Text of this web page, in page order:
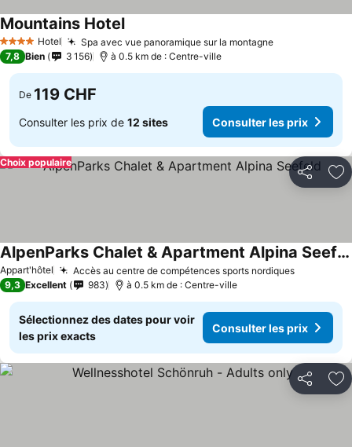
4 Étoiles Hotel Spa avec vue panoramique sur la montagne
Mountains Hotel
7,8 Bien 3 156 à 0.5 km de : Centre-ville
De 119 CHF
Consulter les prix de 12 sites Consulter les prix
Partager
Choix populaire
Appart'hôtel Accès au centre de compétences sports nordiques
AlpenParks Chalet & Apartment Alpina Seefeld
9,3 Excellent 983 à 0.5 km de : Centre-ville
Sélectionnez des dates pour voir
les prix exacts
Consulter les prix
Partager